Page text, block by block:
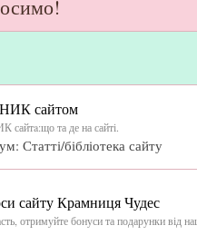
сайтом
та де на сайті.
Статті/бібліотека сайту
сайту Крамниця Чудес
отримуйте бонуси та подарунки від